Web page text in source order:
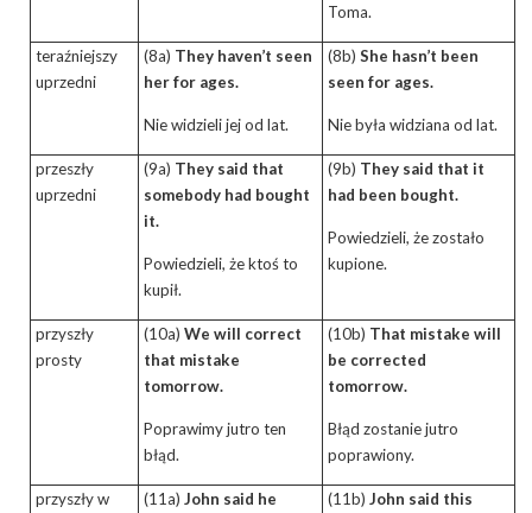
Toma.
teraźniejszy
uprzedni
(8a) They haven’t seen
her for ages.
Nie widzieli jej od lat.
(8b)She hasn’t been
seen for ages.
Nie była widziana od lat.
przeszły
uprzedni
(9a) They said that
somebody had bought
it.
Powiedzieli, że ktoś to
kupił.
(9b) They said that it
had been bought.
Powiedzieli, że zostało
kupione.
przyszły
prosty
(10a)We will correct
that mistake
tomorrow.
Poprawimy jutro ten
błąd.
(10b) That mistake will
be corrected
tomorrow.
Błąd zostanie jutro
poprawiony.
przyszły w
(11a)John said he
(11b)John said this